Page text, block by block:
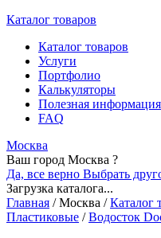
Каталог товаров
Каталог товаров
Услуги
Портфолио
Калькуляторы
Полезная информация
FAQ
Москва
Ваш город Москва ?
Да, все верно Выбрать
Загрузка каталога...
Главная /Москва / Каталог
Пластиковые / Водосток